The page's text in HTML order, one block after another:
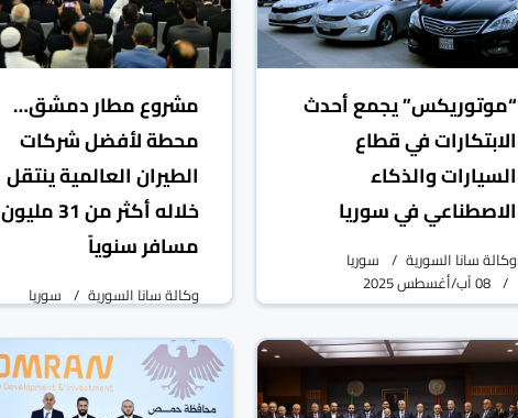
“موتوريكس” يجمع أحدث
الابتكارات في قطاع
السيارات والذكاء
الاصطناعي في سوريا
وكالة سانا السورية
سوريا
08 آب/أغسطس 2025
مشروع مطار دمشق…
محطة لأفضل شركات
الطيران العالمية ينتقل
خلاله أكثر من 31 مليون
مسافر سنوياً
وكالة سانا السورية
سوريا